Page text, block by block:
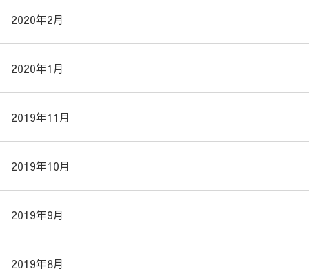
2020年2月
2020年1月
2019年11月
2019年10月
2019年9月
2019年8月